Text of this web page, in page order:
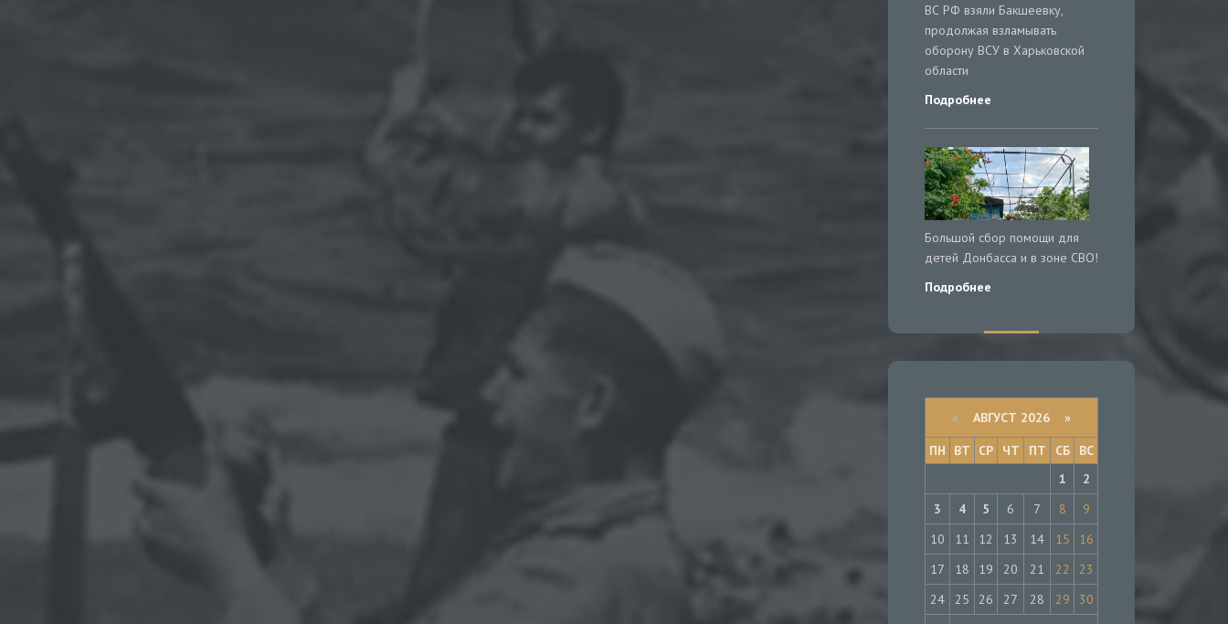
ВС РФ взяли Бакшеевку,
продолжая взламывать
оборону ВСУ в Харьковской
области
Подробнее
Большой сбор помощи для
детей Донбасса и в зоне СВО!
Подробнее
« АВГУСТ 2026 »
ПН
ВТ СР ЧТ ПТ СБ
ВС
1
2
3
4 5 6 7 8
9
10
11 12 13 14 15
16
17
18 19 20 21 22
23
24
25 26 27 28 29
30